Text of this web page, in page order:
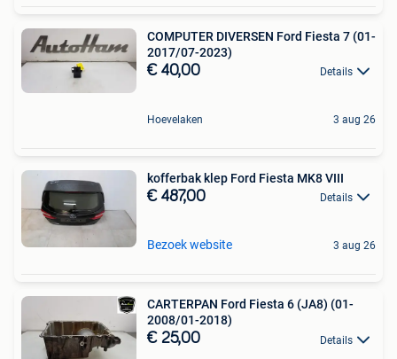
COMPUTER DIVERSEN Ford Fiesta 7 (01-
2017/07-2023)
€ 40,00 Details
Hoevelaken 3 aug 26
kofferbak klep Ford Fiesta MK8 VIII
€ 487,00 Details
Bezoek website 3 aug 26
CARTERPAN Ford Fiesta 6 (JA8) (01-
2008/01-2018)
€ 25,00 Details